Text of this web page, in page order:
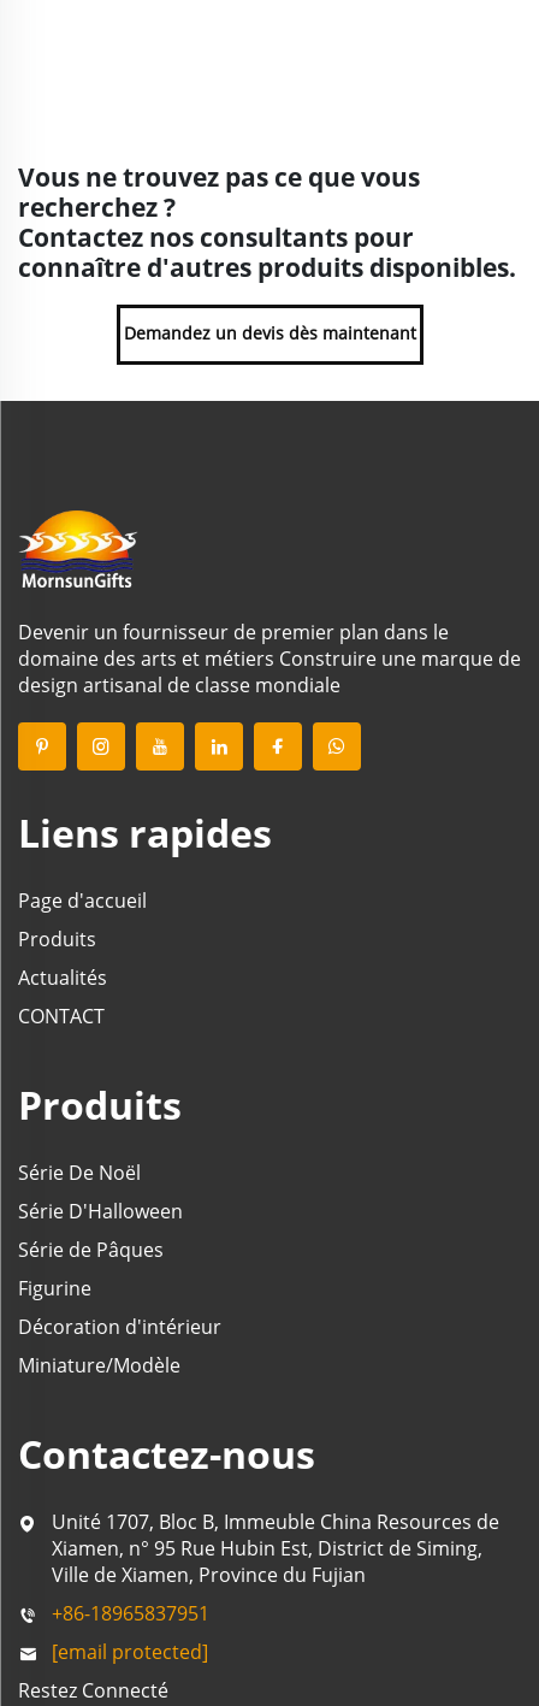
Vous ne trouvez pas ce que vous
recherchez ?
Contactez nos consultants pour
connaître d'autres produits disponibles.
Demandez un devis dès maintenant
Devenir un fournisseur de premier plan dans le
domaine des arts et métiers Construire une marque de
design artisanal de classe mondiale
Liens rapides
Page d'accueil
Produits
Actualités
CONTACT
Produits
Série De Noël
Série D'Halloween
Série de Pâques
Figurine
Décoration d'intérieur
Miniature/Modèle
Contactez-nous
Unité 1707, Bloc B, Immeuble China Resources de
Xiamen, n° 95 Rue Hubin Est, District de Siming,
Ville de Xiamen, Province du Fujian
+86-18965837951
[email protected]
Restez Connecté